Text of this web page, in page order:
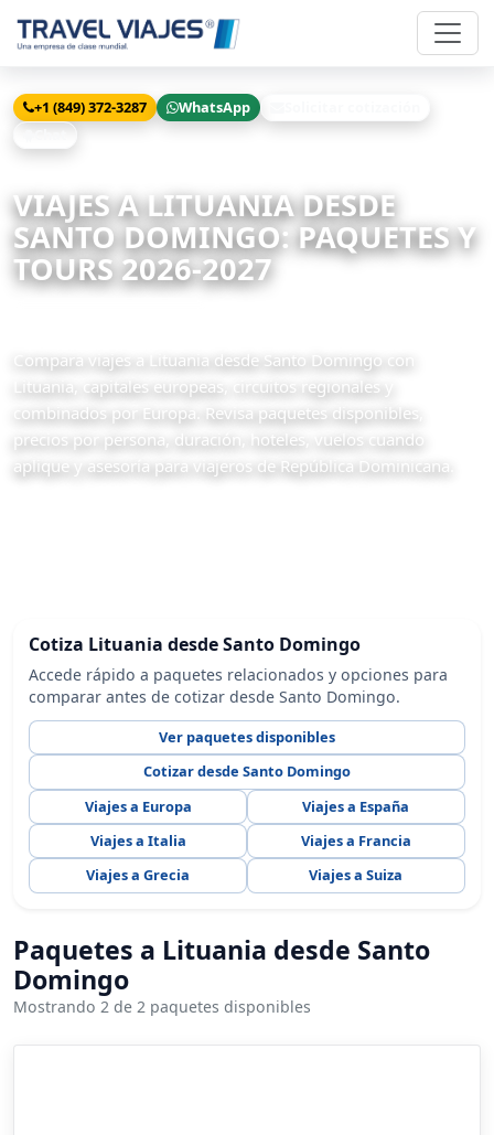
+1 (849) 372-3287 WhatsApp
VIAJES A LITUANIA DESDE
SANTO DOMINGO: PAQUETES Y
TOURS 2026-2027
Compara viajes a Lituania desde Santo Domingo con
Lituania, capitales europeas, circuitos regionales y
combinados por Europa. Revisa paquetes disponibles,
precios por persona, duración, hoteles, vuelos cuando
aplique y asesoría para viajeros de República Dominicana.
Cotiza Lituania desde Santo Domingo
Accede rápido a paquetes relacionados y opciones para
comparar antes de cotizar desde Santo Domingo.
Ver paquetes disponibles
Cotizar desde Santo Domingo
Viajes a Europa
Viajes a España
Viajes a Italia
Viajes a Francia
Viajes a Grecia
Viajes a Suiza
Paquetes a Lituania desde Santo
Domingo
Mostrando 2 de 2 paquetes disponibles